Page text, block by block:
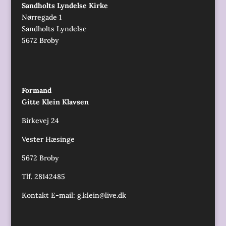
Sandholts Lyndelse Kirke
Nørregade 1
Sandholts Lyndelse
5672 Broby
Formand
Gitte Klein Klavsen
Birkevej 24
Vester Hæsinge
5672 Broby
Tlf. 28142485
Kontakt E-mail: g.klein@live.dk